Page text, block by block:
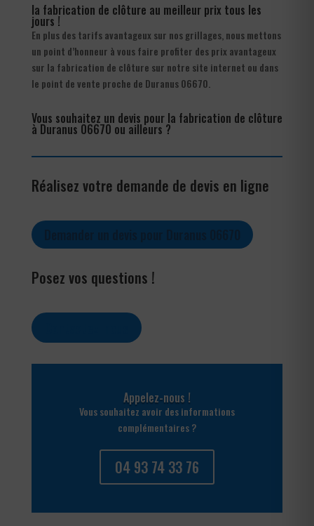
la fabrication de clôture au meilleur prix tous les
jours !
En plus des tarifs avantageux sur nos grillages, nous mettons
un point d’honneur à vous faire profiter des prix avantageux
sur la fabrication de clôture sur notre site internet ou dans
le point de vente proche de Duranus 06670.
Vous souhaitez un devis pour la fabrication de clôture
à Duranus 06670 ou ailleurs ?
Réalisez votre demande de devis en ligne
Posez vos questions !
Appelez-nous !
Vous souhaitez avoir des informations
complémentaires ?
04 93 74 33 76